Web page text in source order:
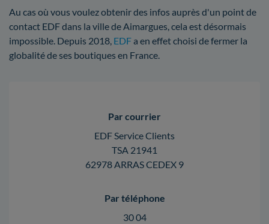
Au cas où vous voulez obtenir des infos auprès d'un point de
contact EDF dans la ville de Aimargues, cela est désormais
impossible. Depuis 2018, EDFa en effet choisi de fermer la
globalité de ses boutiques en France.
Par courrier
EDF Service Clients
TSA 21941
62978 ARRAS CEDEX 9
Par téléphone
30 04